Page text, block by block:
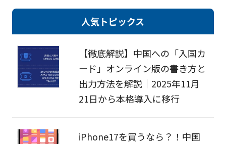
人気トピックス
【徹底解説】中国への「入国カ
ード」オンライン版の書き方と
出力方法を解説｜2025年11月
21日から本格導入に移行
iPhone17を買うなら？！中国